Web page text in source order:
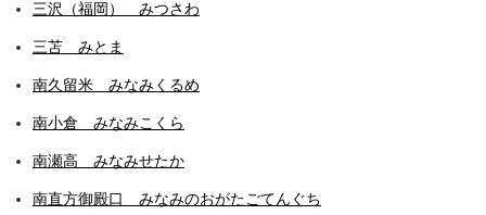
三沢（福岡） みつさわ
三苫 みとま
南久留米 みなみくるめ
南小倉 みなみこくら
南瀬高 みなみせたか
南直方御殿口 みなみのおがたごてんぐち